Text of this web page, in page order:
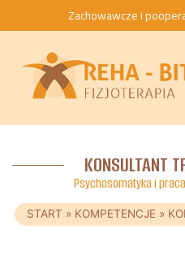
Zachowawcze i
KONSULTANT
Psychosomatyka i
START » KOMPETENCJE »